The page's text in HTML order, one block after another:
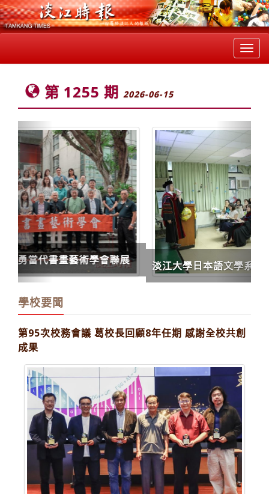
第 1255 期 2026-06-15
淡江大學日本語文學系114學年度小畢典
Previous Next
學校要聞
第95次校務會議 葛校長回顧8年任期 感謝全校共創
成果